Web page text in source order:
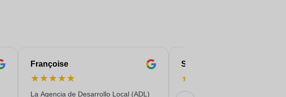
Françoise
★★★★★
La Agencia de Desarrollo Local (ADL)
Serife
★
Rápido, fiable y con entrega de